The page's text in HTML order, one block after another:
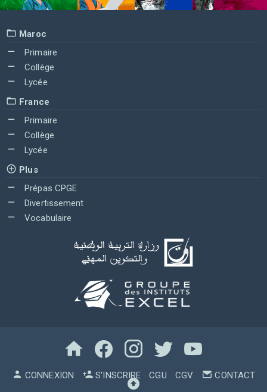
Maroc
Primaire
Collège
Lycée
France
Primaire
Collège
Lycée
Plus
Prépas CPGE
Divertissement
Vocabulaire
CONNEXION S'INSCRIRE CGU CGV CONTACT